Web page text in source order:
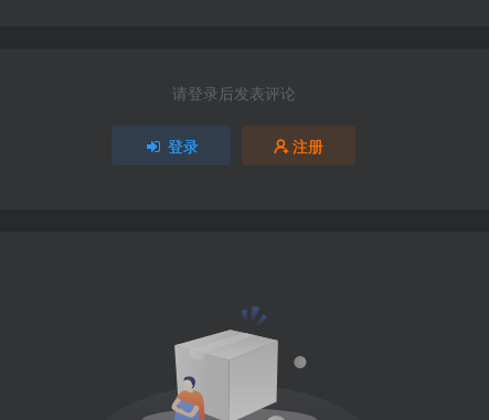
请登录后发表评论
登录 注册